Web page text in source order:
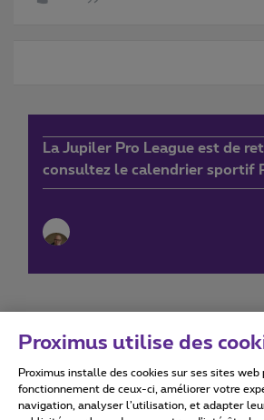
La Jupiler Pro League est de
consultez le calendrier sportif
Conditions d'utilisation
Proximus utilise des
Proximus installe des cookies sur ses sites web
fonctionnement de ceux-ci, améliorer votre
navigation, analyser l’utilisation, et adapter